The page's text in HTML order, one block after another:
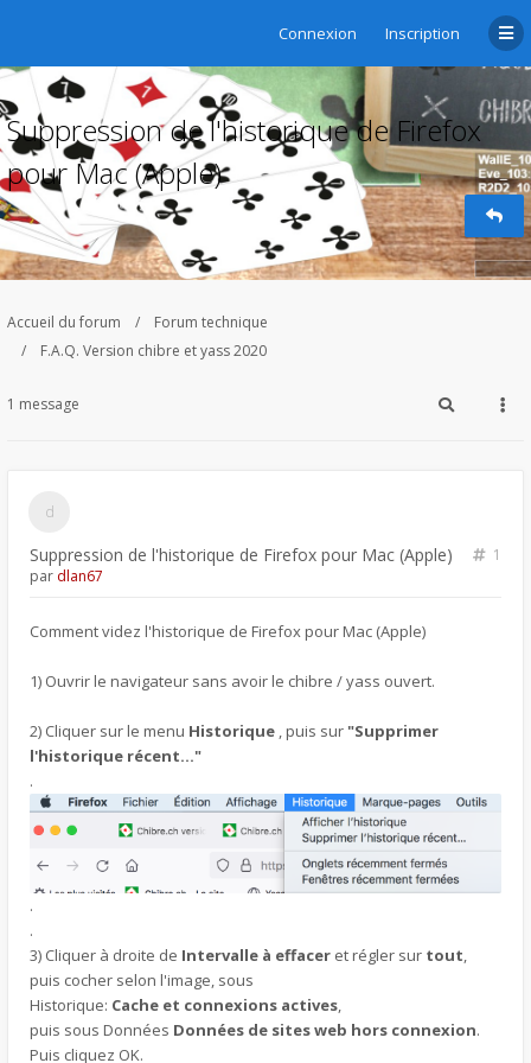
Connexion Inscription
Suppression de l'historique de Firefox
pour Mac (Apple)
Accueil du forum
Forum technique
F.A.Q. Version chibre et yass 2020
1 message
Suppression de l'historique de Firefox pour Mac (Apple)
1
par dlan67
Comment videz l'historique de Firefox pour Mac (Apple)
1) Ouvrir le navigateur sans avoir le chibre / yass ouvert.
2) Cliquer sur le menu Historique , puis sur "Supprimer
l'historique récent..."
.
.
.
3) Cliquer à droite de Intervalle à effacer et régler sur tout,
puis cocher selon l'image, sous
Historique: Cache et connexions actives,
puis sous Données Données de sites web hors connexion.
Puis cliquez OK.